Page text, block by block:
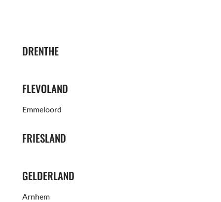
DRENTHE
FLEVOLAND
Emmeloord
FRIESLAND
GELDERLAND
Arnhem